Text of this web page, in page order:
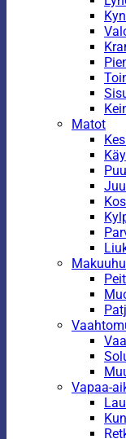
Matot
Vapaa-